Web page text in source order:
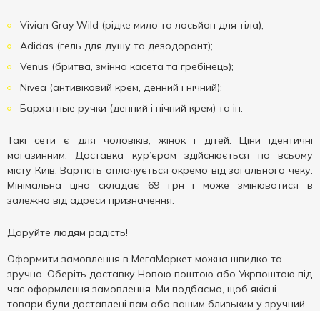
Vivian Gray Wild (рідке мило та лосьйон для тіла);
Adidas (гель для душу та дезодорант);
Venus (бритва, змінна касета та гребінець);
Nivea (антивіковий крем, денний і нічний);
Бархатные ручки (денний і нічний крем) та ін.
Такі сети є для чоловіків, жінок і дітей. Ціни ідентичні
магазинним. Доставка кур’єром здійснюється по всьому
місту Київ. Вартість оплачується окремо від загального чеку.
Мінімальна ціна складає 69 грн і може змінюватися в
залежно від адреси призначення.
Даруйте людям радість!
Оформити замовлення в МегаМаркет можна швидко та
зручно. Оберіть доставку Новою поштою або Укрпоштою під
час оформлення замовлення. Ми подбаємо, щоб якісні
товари були доставлені вам або вашим близьким у зручний